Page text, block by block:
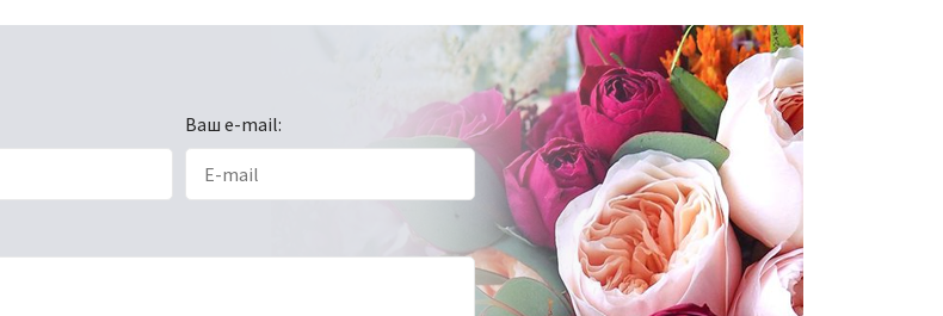
Ваш e-mail: